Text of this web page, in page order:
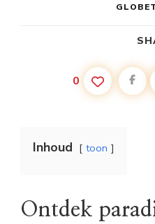
0
Inhoud toon
Ontdek